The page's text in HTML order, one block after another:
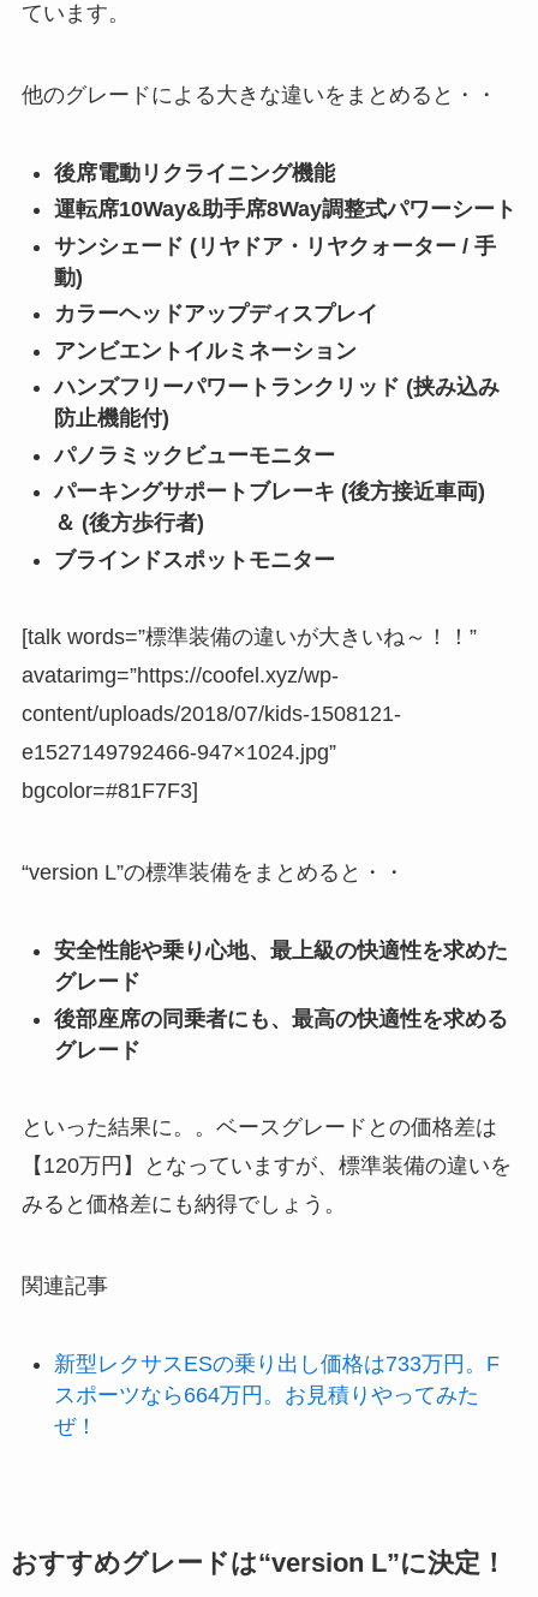
ています。
他のグレードによる大きな違いをまとめると・・
後席電動リクライニング機能
運転席10Way&助手席8Way調整式パワーシート
サンシェード (リヤドア・リヤクォーター / 手
動)
カラーヘッドアップディスプレイ
アンビエントイルミネーション
ハンズフリーパワートランクリッド (挟み込み
防止機能付)
パノラミックビューモニター
パーキングサポートブレーキ (後方接近車両)
＆ (後方歩行者)
ブラインドスポットモニター
[talk words=”標準装備の違いが大きいね～！！”
avatarimg=”https://coofel.xyz/wp-
content/uploads/2018/07/kids-1508121-
e1527149792466-947×1024.jpg”
bgcolor=#81F7F3]
“version L”の標準装備をまとめると・・
安全性能や乗り心地、最上級の快適性を求めた
グレード
後部座席の同乗者にも、最高の快適性を求める
グレード
といった結果に。。ベースグレードとの価格差は
【120万円】となっていますが、標準装備の違いを
みると価格差にも納得でしょう。
関連記事
新型レクサスESの乗り出し価格は733万円。F
スポーツなら664万円。お見積りやってみた
ぜ！
おすすめグレードは“version L”に決定！